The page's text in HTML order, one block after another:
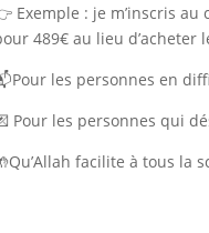
Exemple : je m’inscris au
489€ au lieu d’acheter
les personnes en
Pour les personnes qui
facilite à tous la